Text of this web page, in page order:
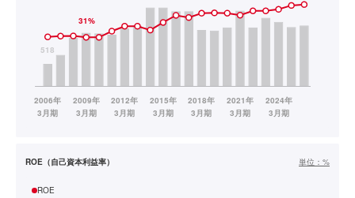
ROE（自己資本利益率） 単位： %
ROE